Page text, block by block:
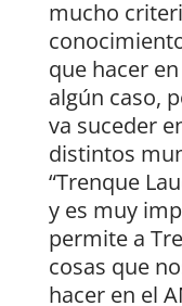
mucho
que hacer
algún caso,
va suceder
distintos
“Trenque
y es muy
permite a
cosas que
hacer en el